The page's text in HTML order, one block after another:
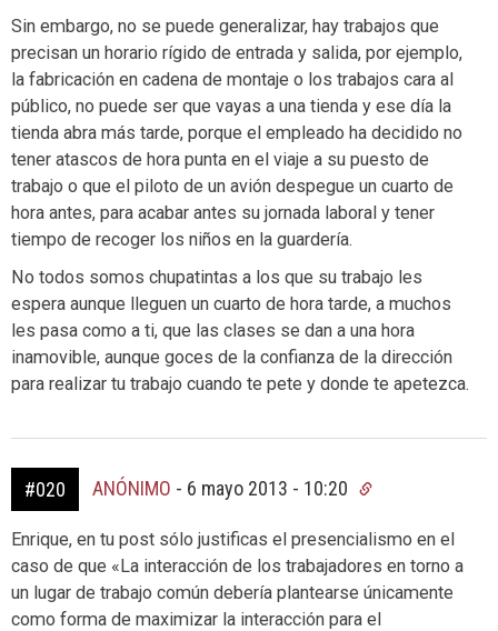
Sin embargo, no se puede generalizar, hay trabajos que
precisan un horario rígido de entrada y salida, por ejemplo,
la fabricación en cadena de montaje o los trabajos cara al
público, no puede ser que vayas a una tienda y ese día la
tienda abra más tarde, porque el empleado ha decidido no
tener atascos de hora punta en el viaje a su puesto de
trabajo o que el piloto de un avión despegue un cuarto de
hora antes, para acabar antes su jornada laboral y tener
tiempo de recoger los niños en la guardería.
No todos somos chupatintas a los que su trabajo les
espera aunque lleguen un cuarto de hora tarde, a muchos
les pasa como a ti, que las clases se dan a una hora
inamovible, aunque goces de la confianza de la dirección
para realizar tu trabajo cuando te pete y donde te apetezca.
#020 ANÓNIMO - 6 mayo 2013 - 10:20
Enrique, en tu post sólo justificas el presencialismo en el
caso de que «La interacción de los trabajadores en torno a
un lugar de trabajo común debería plantearse únicamente
como forma de maximizar la interacción para el